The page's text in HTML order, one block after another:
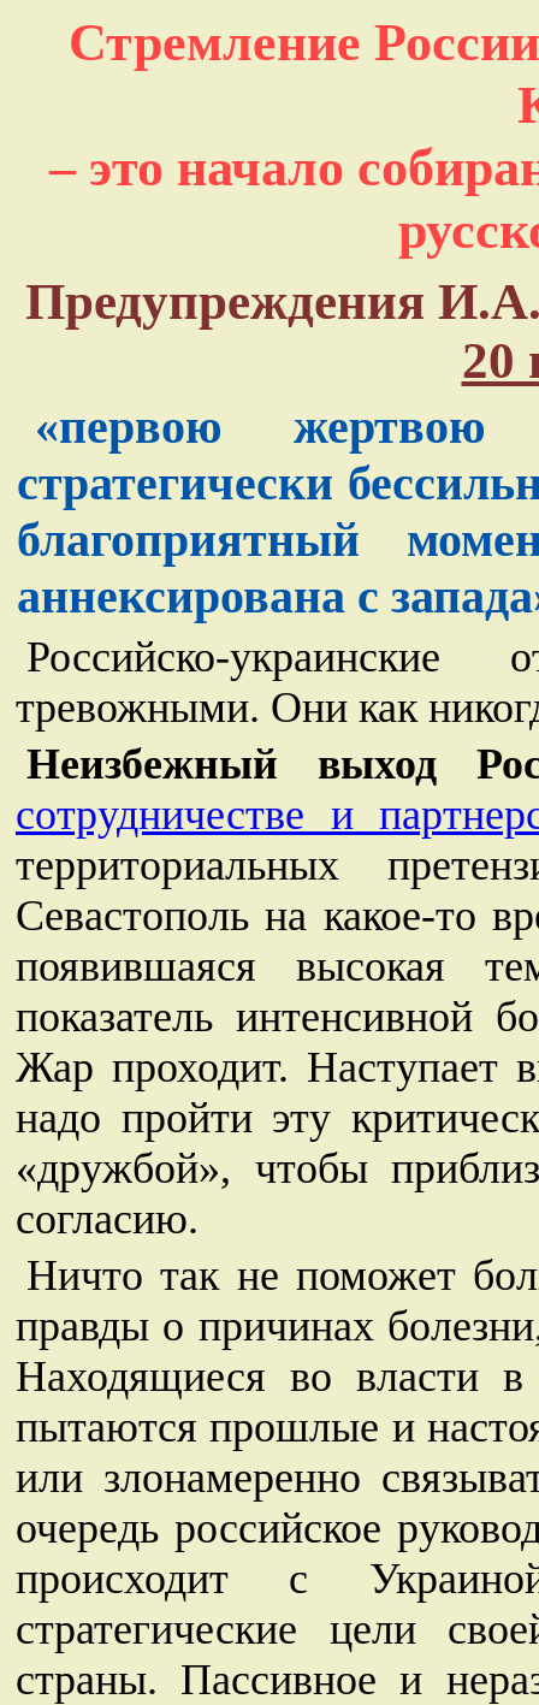
Стремление
– это начало
Предупреждения
20
«первою жертвою
стратегически
благоприятный
аннексирована с
Российско-
тревожными. Они как
Неизбежный выход
сотрудничестве и
территориальных
Севастополь на какое-то
появившаяся высокая
показатель интенсивной
Жар проходит. Наступает
надо пройти эту
«дружбой», чтобы
согласию.
Ничто так не поможет
правды о причинах
Находящиеся во власти
пытаются прошлые и
или злонамеренно
очередь российское
происходит с
стратегические цели
страны. Пассивное и